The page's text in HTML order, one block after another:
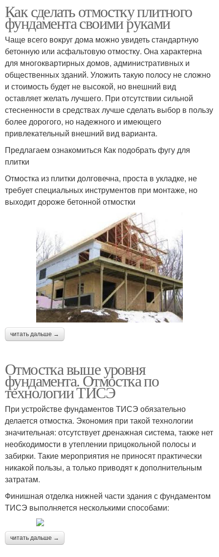
Как сделать отмостку плитного
фундамента своими руками
Чаще всего вокруг дома можно увидеть стандартную
бетонную или асфальтовую отмостку. Она характерна
для многоквартирных домов, административных и
общественных зданий. Уложить такую полосу не сложно
и стоимость будет не высокой, но внешний вид
оставляет желать лучшего. При отсутствии сильной
стесненности в средствах лучше сделать выбор в пользу
более дорогого, но надежного и имеющего
привлекательный внешний вид варианта.
Предлагаем ознакомиться Как подобрать фугу для
плитки
Отмостка из плитки долговечна, проста в укладке, не
требует специальных инструментов при монтаже, но
выходит дороже бетонной отмостки
читать дальше →
Отмостка выше уровня
фундамента. Отмостка по
технологии ТИСЭ
При устройстве фундаментов ТИСЭ обязательно
делается отмостка. Экономия при такой технологии
значительная: отсутствует дренажная система, также нет
необходимости в утеплении прицокольной полосы и
забирки. Такие мероприятия не приносят практически
никакой пользы, а только приводят к дополнительным
затратам.
Финишная отделка нижней части здания с фундаментом
ТИСЭ выполняется несколькими способами:
читать дальше →